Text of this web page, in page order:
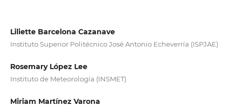
Liliette Barcelona Cazanave
Instituto Superior Politécnico José Antonio Echeverría (ISPJAE)
Rosemary López Lee
Instituto de Meteorología (INSMET)
Miriam Martínez Varona